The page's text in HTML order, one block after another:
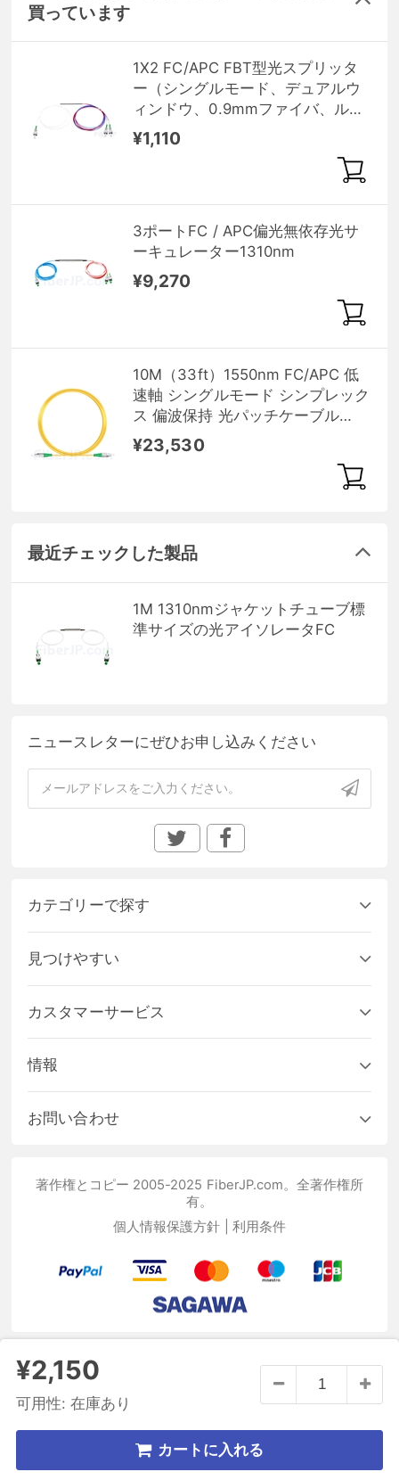
¥2,150
可用性: 在庫あり
カートに入れる
買っています
1X2 FC/APC FBT型光スプリッタ
ー（シングルモード、デュアルウ
ィンドウ、0.9mmファイバ、ルー
ズチューブ付き）
¥1,110
3ポートFC / APC偏光無依存光サ
ーキュレーター1310nm
¥9,270
10M（33ft）1550nm FC/APC 低
速軸 シングルモード シンプレック
ス 偏波保持 光パッチケーブル
(3.0mm PVC-3.0mm/OFNR)
¥23,530
最近チェックした製品
1M 1310nmジャケットチューブ標
準サイズの光アイソレータFC
ニュースレターにぜひお申し込みください
カテゴリーで探す
見つけやすい
カスタマーサービス
情報
お問い合わせ
著作権とコピー 2005-2025 FiberJP.com。全著作権所
有。
個人情報保護方針
利用条件